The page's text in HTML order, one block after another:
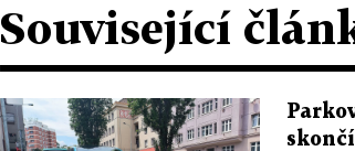
Související